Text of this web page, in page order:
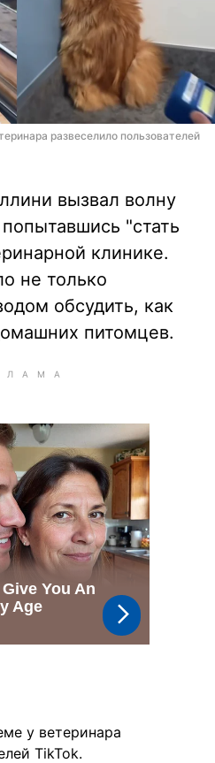
развеселило пользователей
вызвал волну
"стать
клинике.
не только
обсудить, как
питомцев.
у ветеринара
TikTok.